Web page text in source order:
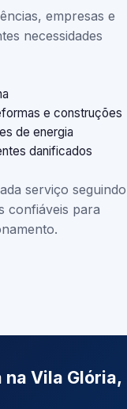
empresas e
necessidades
e construções
de energia
danificados
serviço seguindo
confiáveis para
Vila Glória,